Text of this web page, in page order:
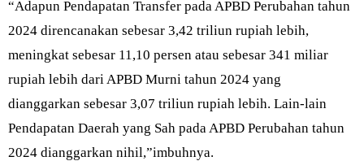
“Adapun Pendapatan Transfer pada APBD Perubahan tahun
2024 direncanakan sebesar 3,42 triliun rupiah lebih,
meningkat sebesar 11,10 persen atau sebesar 341 miliar
rupiah lebih dari APBD Murni tahun 2024 yang
dianggarkan sebesar 3,07 triliun rupiah lebih. Lain-lain
Pendapatan Daerah yang Sah pada APBD Perubahan tahun
2024 dianggarkan nihil,”imbuhnya.